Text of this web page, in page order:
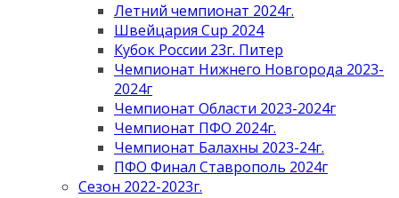
Летний чемпионат 2024г.
Швейцария Cup 2024
Кубок России 23г. Питер
Чемпионат Нижнего Новгорода 2023-
2024г
Чемпионат Области 2023-2024г
Чемпионат ПФО 2024г.
Чемпионат Балахны 2023-24г.
ПФО Финал Ставрополь 2024г
Сезон 2022-2023г.